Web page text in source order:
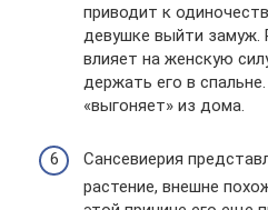
приводит к
девушке выйти замуж.
влияет на женскую
держать его в
«выгоняет» из дома.
Сансевиерия
растение, внешне